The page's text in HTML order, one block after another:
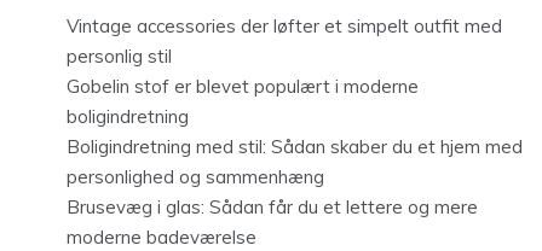
Vintage accessories der løfter et simpelt outfit med
personlig stil
Gobelin stof er blevet populært i moderne
boligindretning
Boligindretning med stil: Sådan skaber du et hjem med
personlighed og sammenhæng
Brusevæg i glas: Sådan får du et lettere og mere
moderne badeværelse